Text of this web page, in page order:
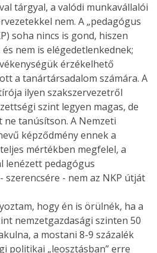
tárgyal, a valódi munkavállalói
nem. A „pedagógus
soha nincs is gond, hiszen
nem is elégedetlenkednek;
érzékelhető
a tanártársadalom számára. A
ilyen szakszervezetről
szint legyen magas, de
ne tanúsítson. A Nemzeti
képződmény ennek a
mértékben megfelel, a
lenézett pedagógus
szerencsére - nem az NKP útját
hogy én is örülnék, ha a
nemzetgazdasági szinten 50
a mostani 8-9 százalék
politikai „leosztásban” erre